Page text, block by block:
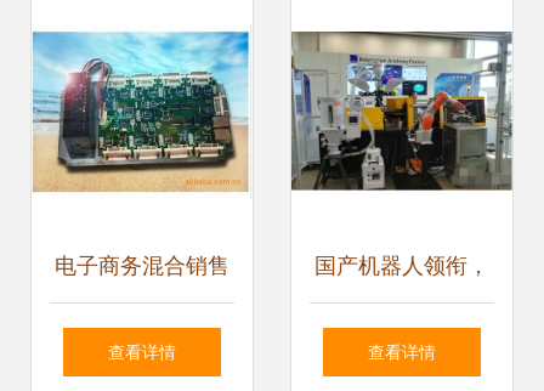
电子商务混合销售
产品模型设计 以家
查看详情
国产机器人领衔，
首条工业4.0生产示
查看详情